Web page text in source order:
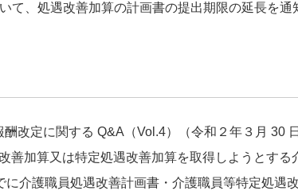
て、処遇改善加算の計画書の提出期限の延長を通
酬改定に関する Q&A（Vol.4）（令和２年３月 30
善加算又は特定処遇改善加算を取得しようとする
に介護職員処遇改善計画書・介護職員等特定処遇